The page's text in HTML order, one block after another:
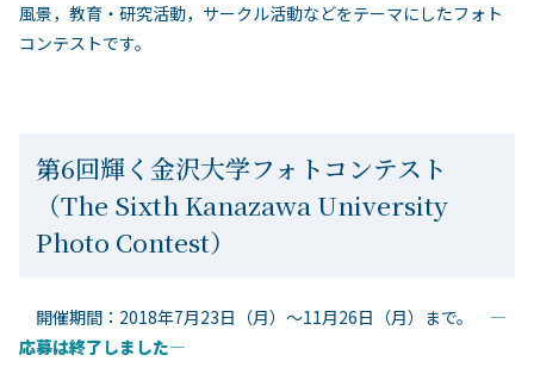
風景，教育・研究活動，サークル活動などをテーマにしたフォト
コンテストです。
第6回輝く金沢大学フォトコンテスト
（The Sixth Kanazawa University
Photo Contest）
開催期間：2018年7月23日（月）～11月26日（月）まで。 ―
応募は終了しました―